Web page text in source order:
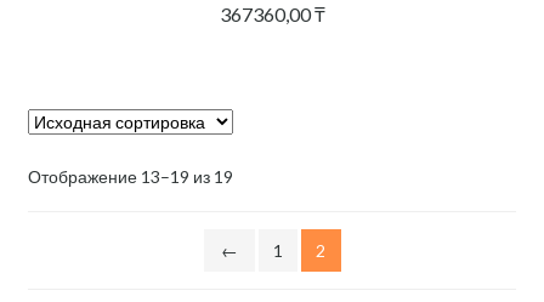
367360,00₸
Отображение 13–19 из 19
← 1 2